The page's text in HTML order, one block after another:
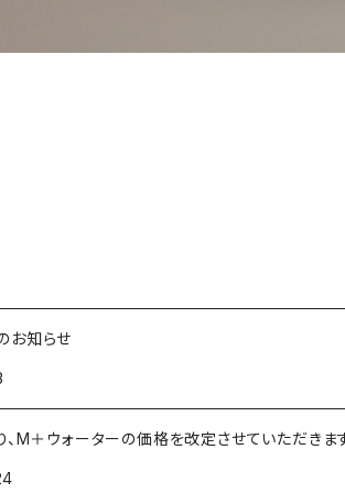
お知らせ
、M＋ウォーターの価格を改定させていただきま